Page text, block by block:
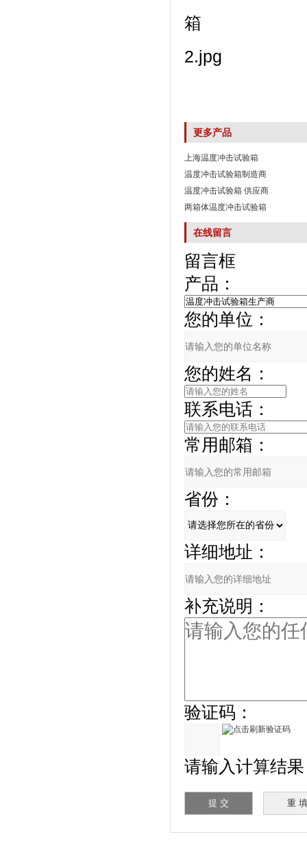
更多产品
上海温度冲击试验箱
温度冲击试验箱制造商
温度冲击试验箱 供应商
两箱体温度冲击试验箱
在线留言
留言框
产品：
您的单位：
您的姓名：
联系电话：
常用邮箱：
省份：
详细地址：
补充说明：
验证码：
请输入计算结果